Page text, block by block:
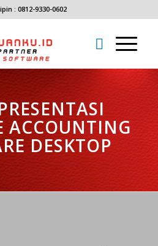
: 0812-9330-0602
ACCOUNTING
DESKTOP